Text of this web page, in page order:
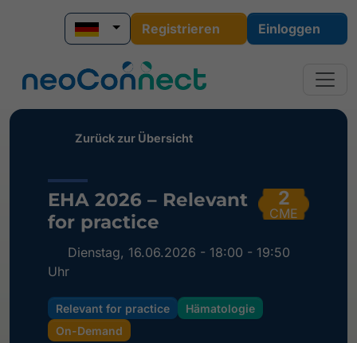
Registrieren Einloggen
Zurück zur Übersicht
EHA 2026 – Relevant
for practice
2
CME
Dienstag, 16.06.2026 - 18:00 - 19:50
Uhr
Relevant for practice
Hämatologie
On-Demand